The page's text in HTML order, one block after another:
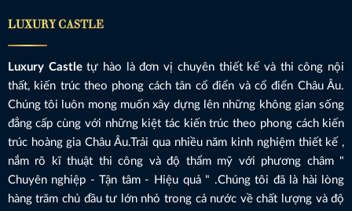
LUXURY CASTLE
Luxury Castletự hào là đơn vị chuyên thiết kế và thi công nội
thất, kiến trúc theo phong cách tân cổ điển và cổ điển Châu Âu.
Chúng tôi luôn mong muốn xây dựng lên những không gian sống
đẳng cấp cùng với những kiệt tác kiến trúc theo phong cách kiến
trúc hoàng gia Châu Âu.Trải qua nhiều năm kinh nghiệm thiết kế ,
nắm rõ kĩ thuật thi công và độ thẩm mỹ với phương châm "
Chuyên nghiệp - Tận tâm - Hiệu quả " .Chúng tôi đã là hài lòng
hàng trăm chủ đầu tư lớn nhỏ trong cả nước về chất lượng và độ